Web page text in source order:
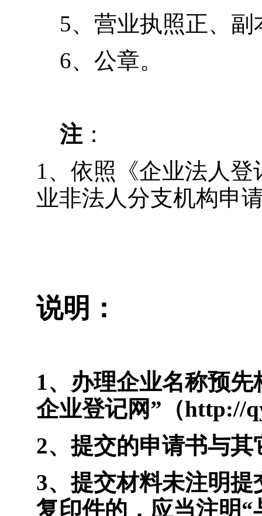
5、营业执照正、副
6、公章。
注 ：
1、依照《企业法人
业非法人分支机构申
说明：
1、办理企业名称预
企业登记网”（http://
2、提交的申请书与
3、提交材料未注明
复印件的，应当注明